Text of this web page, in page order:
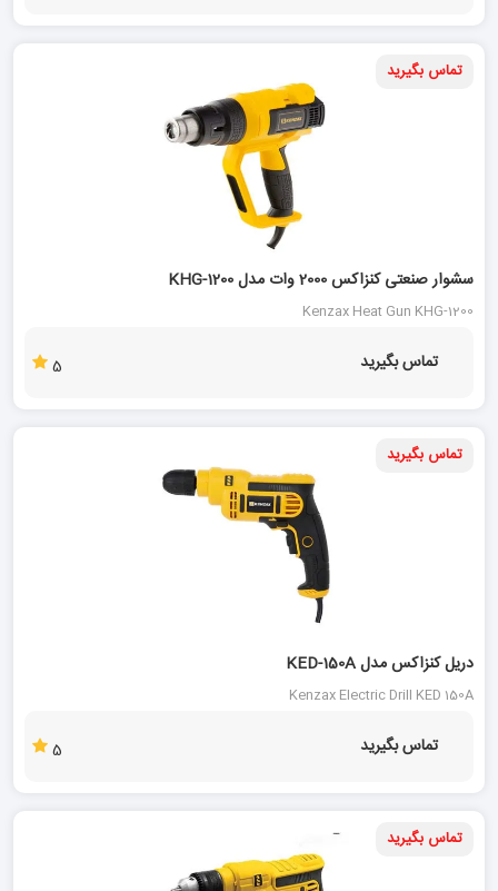
تماس بگیرید
سشوار صنعتی کنزاکس 2000 وات مدل KHG-1200
Kenzax Heat Gun KHG-1200
تماس بگیرید 5
تماس بگیرید
دریل کنزاکس مدل KED-150A
Kenzax Electric Drill KED 150A
تماس بگیرید 5
تماس بگیرید